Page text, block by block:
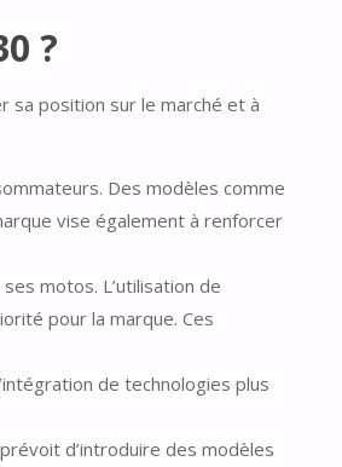
?
sa position sur le marché et à
Des modèles comme
vise également à renforcer
motos. L’utilisation de
pour la marque. Ces
de technologies plus
d’introduire des modèles